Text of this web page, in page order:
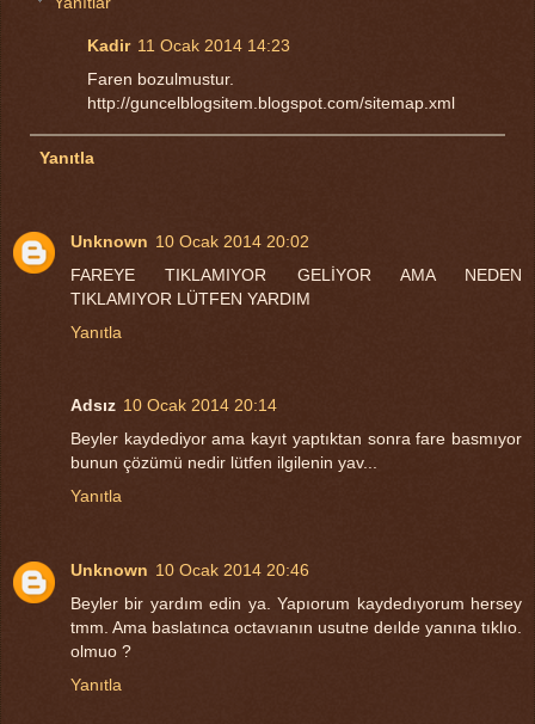
Kadir 11 Ocak 2014 14:23
Faren bozulmustur.
http://guncelblogsitem.blogspot.com/sitemap.xml
Yanıtla
Unknown 10 Ocak 2014 20:02
FAREYE TIKLAMIYOR GELİYOR AMA NEDEN
TIKLAMIYOR LÜTFEN YARDIM
Yanıtla
Adsız 10 Ocak 2014 20:14
Beyler kaydediyor ama kayıt yaptıktan sonra fare basmıyor
bunun çözümü nedir lütfen ilgilenin yav...
Yanıtla
Unknown 10 Ocak 2014 20:46
Beyler bir yardım edin ya. Yapıorum kaydedıyorum hersey
tmm. Ama baslatınca octavıanın usutne deılde yanına tıklıo.
olmuo ?
Yanıtla